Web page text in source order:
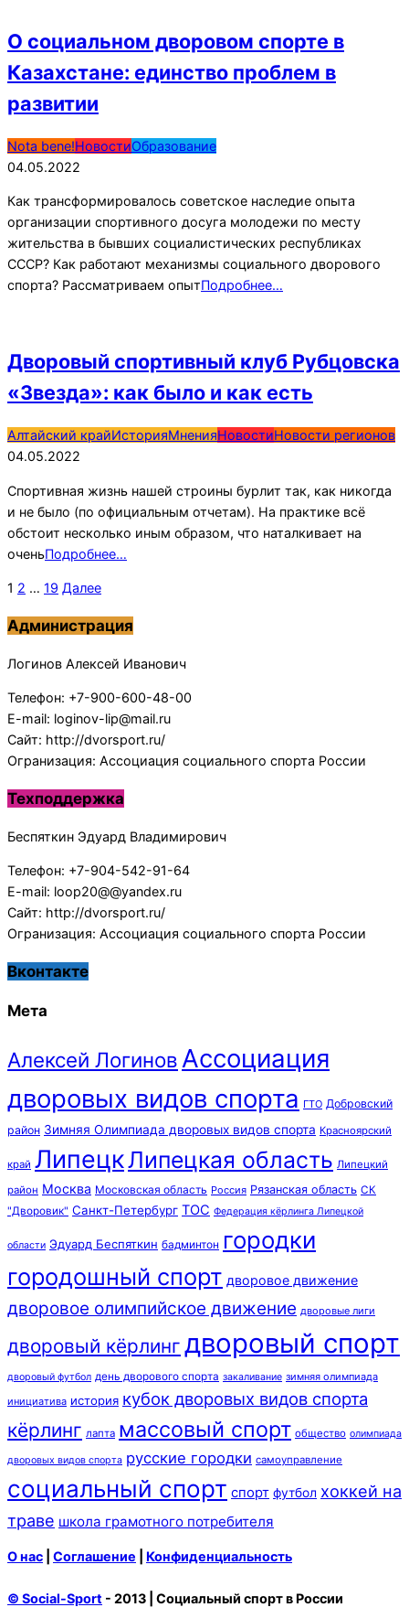
О социальном дворовом спорте в
Казахстане: единство проблем в
развитии
2022-
05-
Nota bene!НовостиОбразование
04.05.2022
Как трансформировалось советское наследие опыта
организации спортивного досуга молодежи по месту
жительства в бывших социалистических республиках
СССР? Как работают механизмы социального дворового
спорта? Рассматриваем опытПодробнее…
Дворовый спортивный клуб Рубцовска
«Звезда»: как было и как есть
2022-
05-
Алтайский крайИсторияМненияНовостиНовости регионов
04.05.2022
Спортивная жизнь нашей строины бурлит так, как никогда
и не было (по официальным отчетам). На практике всё
обстоит несколько иным образом, что наталкивает на
оченьПодробнее…
Пагинация
записей
1 2 … 19 Далее
Администрация
Логинов Алексей Иванович
Телефон: +7-900-600-48-00
E-mail: loginov-lip@mail.ru
Сайт: http://dvorsport.ru/
Огранизация: Ассоциация социального спорта России
Техподдержка
Беспяткин Эдуард Владимирович
Телефон: +7-904-542-91-64
E-mail: loop20@@yandex.ru
Сайт: http://dvorsport.ru/
Огранизация: Ассоциация социального спорта России
Вконтакте
Мета
Алексей Логинов Ассоциация
дворовых видов спорта ГТО Добровский
район Зимняя Олимпиада дворовых видов спорта Красноярский
край ЛипецкЛипецкая область Липецкий
район Москва Московская область Россия Рязанская область СК
"Дворовик" Санкт-Петербург ТОС Федерация кёрлинга Липецкой
области Эдуард Беспяткин бадминтон городки
городошный спорт дворовое движение
дворовое олимпийское движение дворовые лиги
дворовый кёрлинг дворовый спорт
дворовый футбол день дворового спорта закаливание зимняя олимпиада
инициатива история кубок дворовых видов спорта
кёрлинг лапта массовый спорт общество олимпиада
дворовых видов спорта русские городки самоуправление
социальный спорт спорт футбол хоккей на
траве школа грамотного потребителя
О нас Соглашение Конфиденциальность
© Social-Sport - 2013 | Социальный спорт в России